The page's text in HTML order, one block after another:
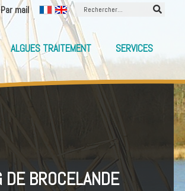
Par mail
ALGUES TRAITEMENT SERVICES
BROCELANDE